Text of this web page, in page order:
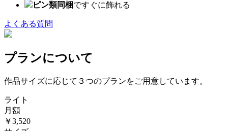
ピン類同梱ですぐに飾れる
よくある質問
プランについて
作品サイズに応じて３つのプランをご用意しています。
ライト
月額
￥3,520